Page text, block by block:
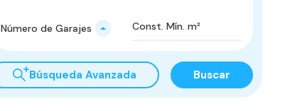
Número de Garajes
Búsqueda Avanzada Buscar